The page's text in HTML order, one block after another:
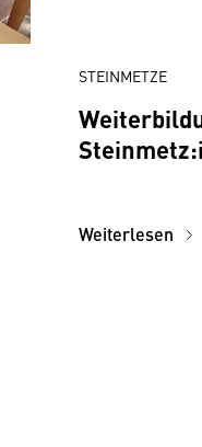
STEINMETZE
Weiterlesen